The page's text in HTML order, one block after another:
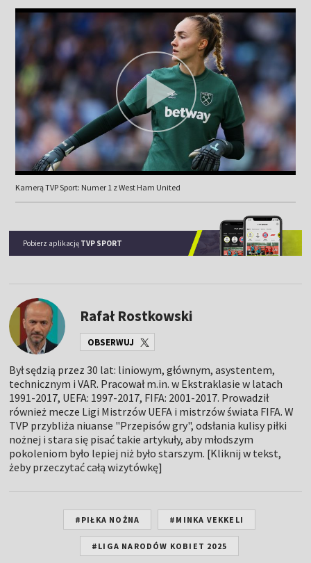
Kamerą TVP Sport: Numer 1 z West Ham United
Pobierz aplikację TVP SPORT
Rafał Rostkowski
OBSERWUJ
Był sędzią przez 30 lat: liniowym, głównym, asystentem,
technicznym i VAR. Pracował m.in. w Ekstraklasie w latach
1991-2017, UEFA: 1997-2017, FIFA: 2001-2017. Prowadził
również mecze Ligi Mistrzów UEFA i mistrzów świata FIFA. W
TVP przybliża niuanse "Przepisów gry", odsłania kulisy piłki
nożnej i stara się pisać takie artykuły, aby młodszym
pokoleniom było lepiej niż było starszym. [Kliknij w tekst,
żeby przeczytać całą wizytówkę]
#PIŁKA NOŻNA #MINKA VEKKELI
#LIGA NARODÓW KOBIET 2025